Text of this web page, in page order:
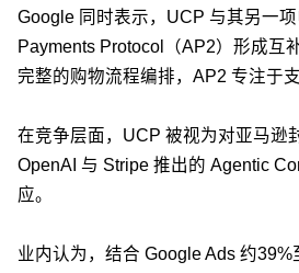
Google 同时表示，UCP 与其另一
Payments Protocol（AP2）形成互
完整的购物流程编排，AP2 专注于
在竞争层面，UCP 被视为对亚马逊
OpenAI 与 Stripe 推出的 Agentic
应。
业内认为，结合 Google Ads 约